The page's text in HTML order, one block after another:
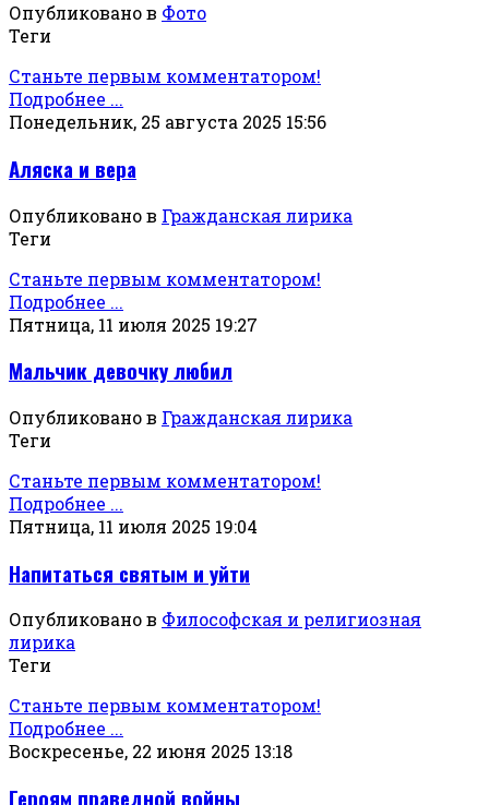
Опубликовано в Фото
Теги
Станьте первым комментатором!
Подробнее ...
Понедельник, 25 августа 2025 15:56
Аляска и вера
Опубликовано в Гражданская лирика
Теги
Станьте первым комментатором!
Подробнее ...
Пятница, 11 июля 2025 19:27
Мальчик девочку любил
Опубликовано в Гражданская лирика
Теги
Станьте первым комментатором!
Подробнее ...
Пятница, 11 июля 2025 19:04
Напитаться святым и уйти
Опубликовано в Философская и религиозная
лирика
Теги
Станьте первым комментатором!
Подробнее ...
Воскресенье, 22 июня 2025 13:18
Героям праведной войны